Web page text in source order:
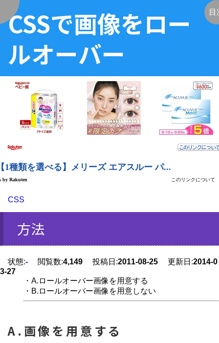
CSSで画像をロー
ルオーバー
CSS
目
方法
状態:- 閲覧数:4,149 投稿日:2011-08-25 更新日:2014-0
3-27
・A.ロールオーバー画像を用意する
・B.ロールオーバー画像を用意しない
A.画像を用意する